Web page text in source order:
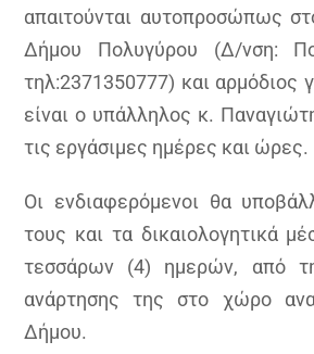
απαιτούνται αυτοπροσώπως
Δήμου Πολυγύρου (Δ/νση:
τηλ:2371350777) και αρμόδιος
είναι ο υπάλληλος κ.
τις εργάσιμες ημέρες και ώρες.
Οι ενδιαφερόμενοι θα
τους και τα δικαιολογητικά
τεσσάρων (4) ημερών, από
ανάρτησης της στο χώρο
Δήμου.